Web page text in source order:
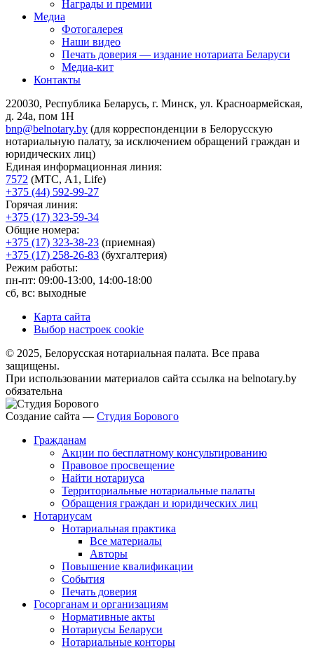
Награды и премии
Медиа
Фотогалерея
Наши видео
Печать доверия — издание нотариата Беларуси
Медиа-кит
Контакты
220030, Республика Беларусь, г. Минск, ул. Красноармейская,
д. 24а, пом 1Н
bnp@belnotary.by (для корреспонденции в Белорусскую
нотариальную палату, за исключением обращений граждан и
юридических лиц)
Единая информационная линия:
7572 (МТС, A1, Life)
+375 (44) 592-99-27
Горячая линия:
+375 (17) 323-59-34
Общие номера:
+375 (17) 323-38-23 (приемная)
+375 (17) 258-26-83 (бухгалтерия)
Режим работы:
пн-пт: 09:00-13:00, 14:00-18:00
сб, вс: выходные
Карта сайта
Выбор настроек cookie
© 2025, Белорусская нотариальная палата. Все права
защищены.
При использовании материалов сайта ссылка на belnotary.by
обязательна
Создание сайта — Студия Борового
Гражданам
Акции по бесплатному консультированию
Правовое просвещение
Найти нотариуса
Территориальные нотариальные палаты
Обращения граждан и юридических лиц
Нотариусам
Нотариальная практика
Все материалы
Авторы
Повышение квалификации
События
Печать доверия
Госорганам и организациям
Нормативные акты
Нотариусы Беларуси
Нотариальные конторы